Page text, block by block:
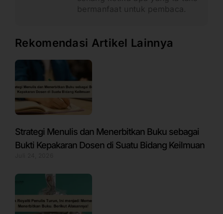
bermanfaat untuk pembaca.
Rekomendasi Artikel Lainnya
Strategi Menulis dan Menerbitkan Buku sebagai
Bukti Kepakaran Dosen di Suatu Bidang Keilmuan